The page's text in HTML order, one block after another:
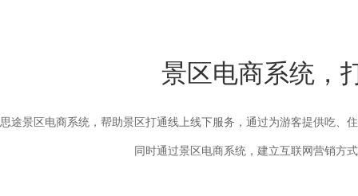
景区电商系统，
思途景区电商系统，帮助景区打通线上线下服务，通过为游客提供吃、
同时通过景区电商系统，建立互联网营销方